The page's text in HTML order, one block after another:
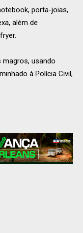
porta-joias,
além de
usando
à Polícia Civil,